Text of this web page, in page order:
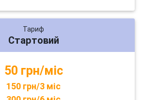
Тариф
Стартовий
50 грн/міс
150 грн/3 міс